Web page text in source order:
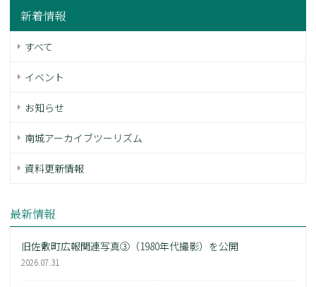
新着情報
すべて
イベント
お知らせ
南城アーカイブツーリズム
資料更新情報
最新情報
旧佐敷町広報関連写真③（1980年代撮影）を公開
2026.07.31